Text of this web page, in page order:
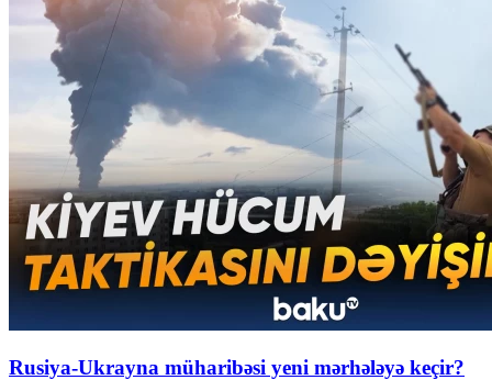
Rusiya-Ukrayna müharibəsi yeni mərhələyə keçir?